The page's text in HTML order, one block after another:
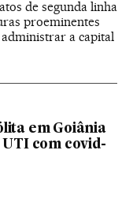
de segunda linha
proeminentes
a capital
em Goiânia
com covid-